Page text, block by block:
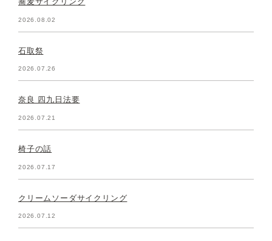
2026.08.02
石取祭
2026.07.26
奈良 四九日法要
2026.07.21
椅子の話
2026.07.17
クリームソーダサイクリング
2026.07.12